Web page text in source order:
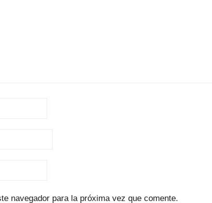
navegador para la próxima vez que comente.